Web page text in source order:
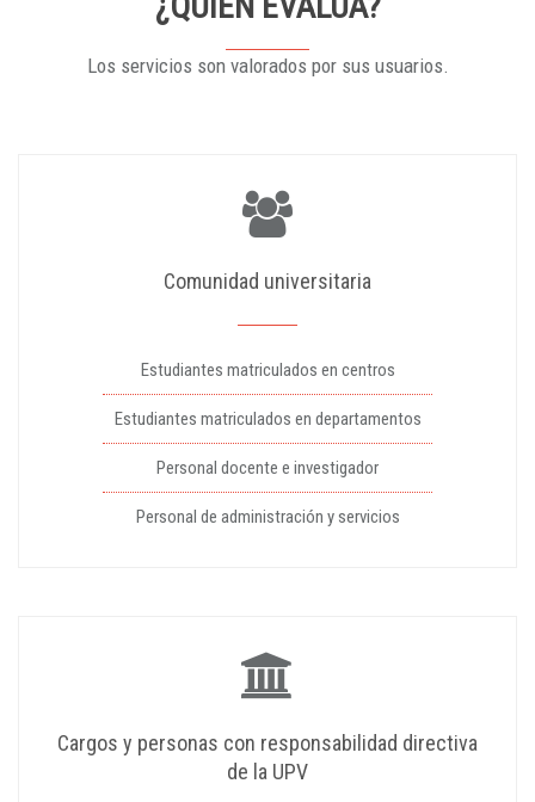
Los servicios son valorados por sus usuarios.
Comunidad universitaria
Estudiantes matriculados en centros
Estudiantes matriculados en departamentos
Personal docente e investigador
Personal de administración y servicios
Cargos y personas con responsabilidad directiva
de la UPV